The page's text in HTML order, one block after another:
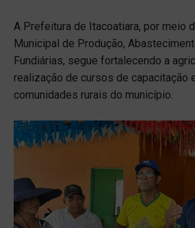
A Prefeitura de Itacoatiara, por meio
Municipal de Produção,
Fundiárias, segue fortalecendo a
realização de cursos de capacitação
comunidades rurais do município.